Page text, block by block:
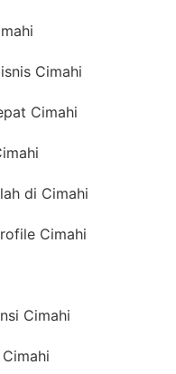
Cimahi
Cimahi
di Cimahi
Cimahi
Cimahi